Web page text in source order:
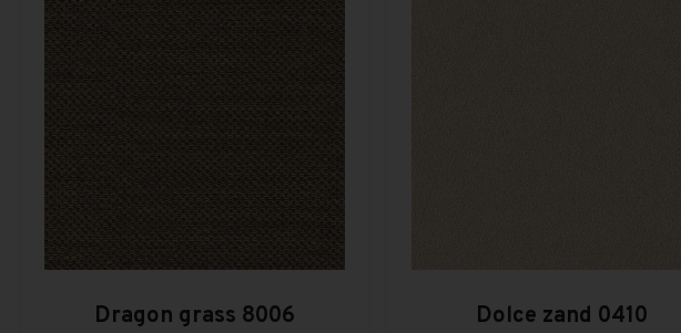
Dragon grass 8006 Dolce zand 0410